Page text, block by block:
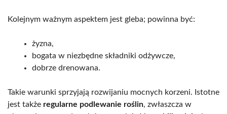
Kolejnym ważnym aspektem jest gleba; powinna być:
żyzna,
bogata w niezbędne składniki odżywcze,
dobrze drenowana.
Takie warunki sprzyjają rozwijaniu mocnych korzeni. Istotne
jest także regularne podlewanie roślin, zwłaszcza w